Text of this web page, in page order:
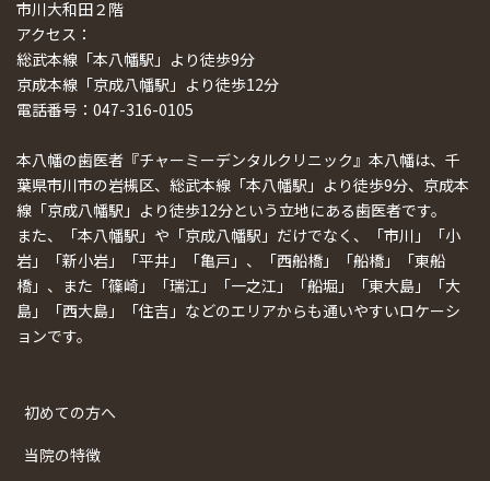
市川大和田２階
アクセス：
総武本線「本八幡駅」より徒歩9分
京成本線「京成八幡駅」より徒歩12分
電話番号：047-316-0105
本八幡の歯医者『チャーミーデンタルクリニック』本八幡は、千
葉県市川市の岩槻区、総武本線「本八幡駅」より徒歩9分、京成本
線「京成八幡駅」より徒歩12分という立地にある歯医者です。
また、「本八幡駅」や「京成八幡駅」だけでなく、「市川」「小
岩」「新小岩」「平井」「亀戸」、「西船橋」「船橋」「東船
橋」、また「篠崎」「瑞江」「一之江」「船堀」「東大島」「大
島」「西大島」「住吉」などのエリアからも通いやすいロケーシ
ョンです。
初めての方へ
当院の特徴